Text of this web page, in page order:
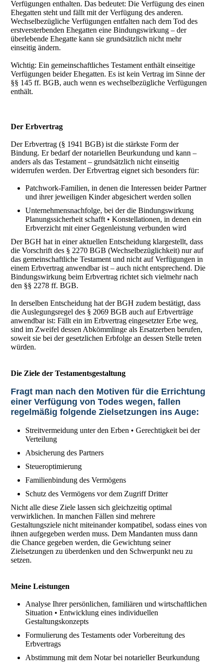
Verfügungen enthalten. Das bedeutet: Die Verfügung des einen
Ehegatten steht und fällt mit der Verfügung des anderen.
Wechselbezügliche Verfügungen entfalten nach dem Tod des
erstversterbenden Ehegatten eine Bindungswirkung – der
überlebende Ehegatte kann sie grundsätzlich nicht mehr
einseitig ändern.
Wichtig: Ein gemeinschaftliches Testament enthält einseitige
Verfügungen beider Ehegatten. Es ist kein Vertrag im Sinne der
§§ 145 ff. BGB, auch wenn es wechselbezügliche Verfügungen
enthält.
Der Erbvertrag
Der Erbvertrag (§ 1941 BGB) ist die stärkste Form der
Bindung. Er bedarf der notariellen Beurkundung und kann –
anders als das Testament – grundsätzlich nicht einseitig
widerrufen werden. Der Erbvertrag eignet sich besonders für:
Patchwork-Familien, in denen die Interessen beider Partner
und ihrer jeweiligen Kinder abgesichert werden sollen
Unternehmensnachfolge, bei der die Bindungswirkung
Planungssicherheit schafft • Konstellationen, in denen ein
Erbverzicht mit einer Gegenleistung verbunden wird
Der BGH hat in einer aktuellen Entscheidung klargestellt, dass
die Vorschrift des § 2270 BGB (Wechselbezüglichkeit) nur auf
das gemeinschaftliche Testament und nicht auf Verfügungen in
einem Erbvertrag anwendbar ist – auch nicht entsprechend. Die
Bindungswirkung beim Erbvertrag richtet sich vielmehr nach
den §§ 2278 ff. BGB.
In derselben Entscheidung hat der BGH zudem bestätigt, dass
die Auslegungsregel des § 2069 BGB auch auf Erbverträge
anwendbar ist: Fällt ein im Erbvertrag eingesetzter Erbe weg,
sind im Zweifel dessen Abkömmlinge als Ersatzerben berufen,
soweit sie bei der gesetzlichen Erbfolge an dessen Stelle treten
würden.
Die Ziele der Testamentsgestaltung
Fragt man nach den Motiven für die Errichtung
einer Verfügung von Todes wegen, fallen
regelmäßig folgende Zielsetzungen ins Auge:
Streitvermeidung unter den Erben • Gerechtigkeit bei der
Verteilung
Absicherung des Partners
Steueroptimierung
Familienbindung des Vermögens
Schutz des Vermögens vor dem Zugriff Dritter
Nicht alle diese Ziele lassen sich gleichzeitig optimal
verwirklichen. In manchen Fällen sind mehrere
Gestaltungsziele nicht miteinander kompatibel, sodass eines von
ihnen aufgegeben werden muss. Dem Mandanten muss dann
die Chance gegeben werden, die Gewichtung seiner
Zielsetzungen zu überdenken und den Schwerpunkt neu zu
setzen.
Meine Leistungen
Analyse Ihrer persönlichen, familiären und wirtschaftlichen
Situation • Entwicklung eines individuellen
Gestaltungskonzepts
Formulierung des Testaments oder Vorbereitung des
Erbvertrags
Abstimmung mit dem Notar bei notarieller Beurkundung